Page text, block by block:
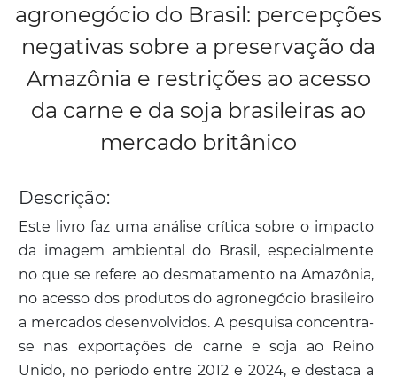
agronegócio do Brasil: percepções
negativas sobre a preservação da
Amazônia e restrições ao acesso
da carne e da soja brasileiras ao
mercado britânico
Descrição:
Este livro faz uma análise crítica sobre o impacto
da imagem ambiental do Brasil, especialmente
no que se refere ao desmatamento na Amazônia,
no acesso dos produtos do agronegócio brasileiro
a mercados desenvolvidos. A pesquisa concentra-
se nas exportações de carne e soja ao Reino
Unido, no período entre 2012 e 2024, e destaca a